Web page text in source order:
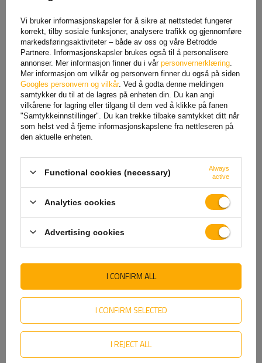
UNITRAILER ALR005
sammenleggbar rampe
stålrampe for tilhenger 200
cm 250 kg
606,50 NOKnetto
ProPlus 390096
sammenleggbar rampe for
tilhenger 220 cm 340 kg
1 516,25 NOKnetto
1, 2 og 3
motorsykkelhengere
1 305,28 NOKnetto
sammenleggbar rampe for
tilhenger 203 cm 340 kg
882,11 NOKnetto
Vi bruker informasjonskapsler for å sikre at nettstedet fungerer
korrekt, tilby sosiale funksjoner, analysere trafikk og gjennomføre
markedsføringsaktiviteter – både av oss og våre Betrodde
Partnere. Informasjonskapsler brukes også til å personalisere
annonser. Mer informasjon finner du i vår personvernerklæring
Mer informasjon om vilkår og personvern finner du også på siden
Googles personvern og vilkår. Ved å godta denne meldingen
samtykker du til at de lagres på enheten din. Du kan angi
vilkårene for lagring eller tilgang til dem ved å klikke på fanen
"Samtykkeinnstillinger". Du kan trekke tilbake samtykket ditt når
som helst ved å fjerne informasjonskapslene fra nettleseren på
den aktuelle enheten.
Functional cookies (necessary)
Always
active
Analytics cookies
Advertising cookies
I CONFIRM SELECTED
I REJECT ALL
I CONFIRM ALL